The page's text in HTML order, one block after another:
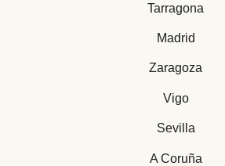
Tarragona
Madrid
Zaragoza
Vigo
Sevilla
A Coruña